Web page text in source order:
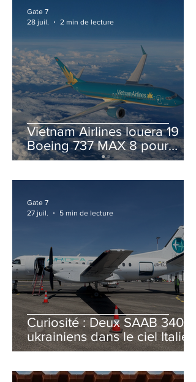
Vietnam Airlines louera 19
Boeing 737 MAX 8 pour
accélérer la modernisation
Gate 7
28 juil.
2 min de lecture
Curiosité : Deux SAAB 340B
ukrainiens dans le ciel Italien
cet été
Gate 7
27 juil.
5 min de lecture